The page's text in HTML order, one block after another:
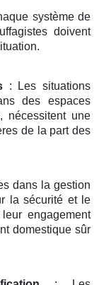
système de
doivent
: Les situations
des espaces
nécessitent une
de la part des
dans la gestion
la sécurité et le
engagement
domestique sûr